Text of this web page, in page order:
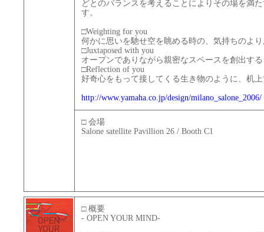
どとのバランスを考えることによりその場を満
す。
□Weighting for you
何かに思いを馳せ空を眺める時の、気持ちのよ
□Juxtaposed with you
オープンでありながら親密なスペースを創出す
□Reflection of you
好奇心をもって接してくる生き物のように、机
http://www.yamaha.co.jp/design/milano_salone_2006/
□ 会場
Salone satellite Pavillion 26 / Booth C1
□ 概要
- OPEN YOUR MIND-